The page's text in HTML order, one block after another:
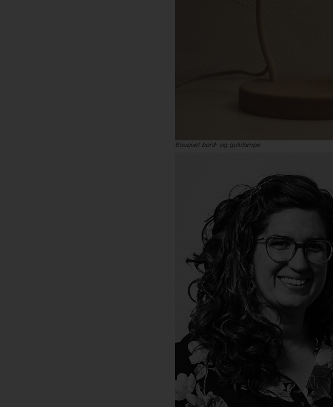
Bouquet bord- og gulvlampe